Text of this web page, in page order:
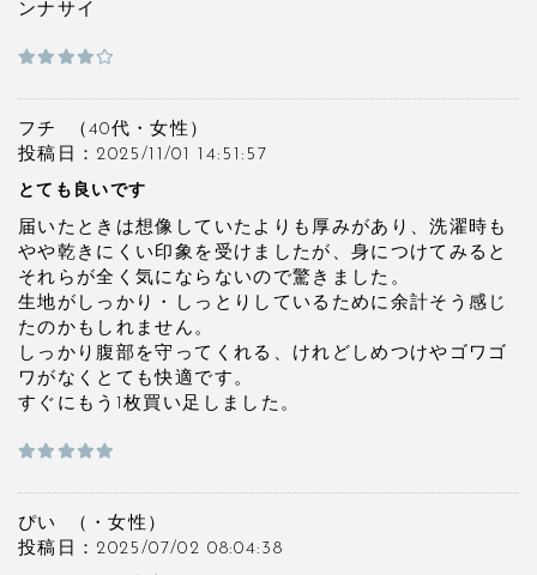
ンナサイ
フチ （40代・女性）
投稿日：2025/11/01 14:51:57
とても良いです
届いたときは想像していたよりも厚みがあり、洗濯時も
やや乾きにくい印象を受けましたが、身につけてみると
それらが全く気にならないので驚きました。
生地がしっかり・しっとりしているために余計そう感じ
たのかもしれません。
しっかり腹部を守ってくれる、けれどしめつけやゴワゴ
ワがなくとても快適です。
すぐにもう1枚買い足しました。
ぴい （・女性）
投稿日：2025/07/02 08:04:38